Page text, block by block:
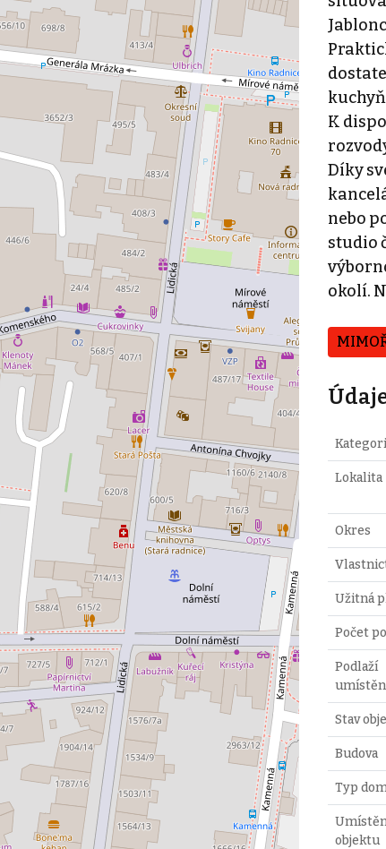
K
Díky
nebo
studio
okolí.
Lokalita
Okres
Užitná
Počet
Podlaží
Stav
Budova
Typ
objektu